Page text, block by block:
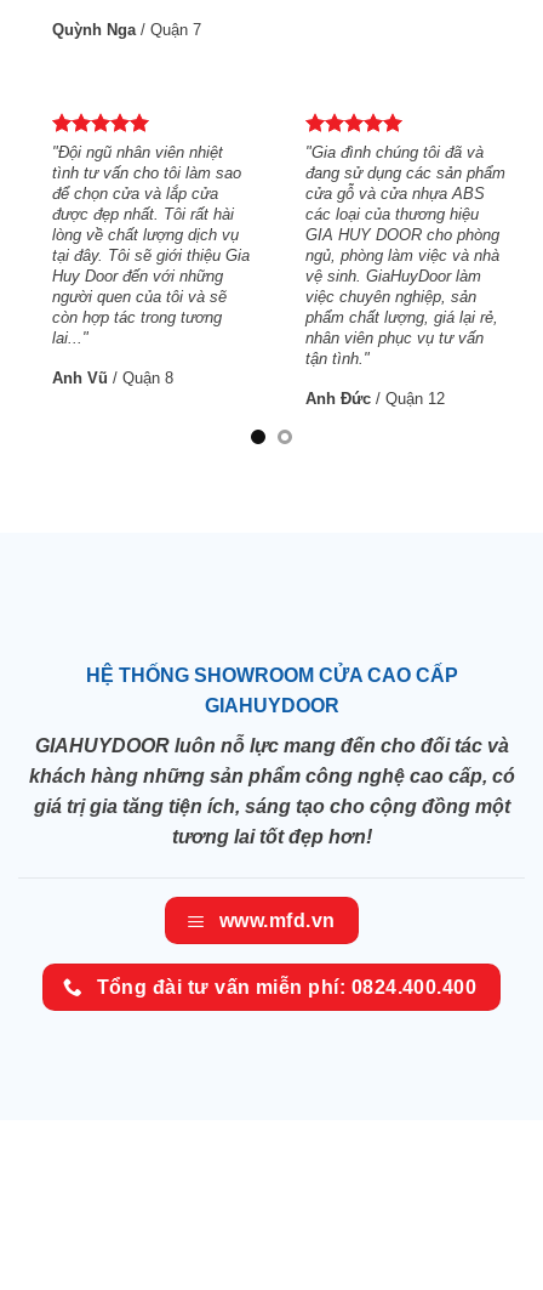
Quỳnh Nga / Quận 7
"Đội ngũ nhân viên nhiệt
tình tư vấn cho tôi làm sao
để chọn cửa và lắp cửa
được đẹp nhất. Tôi rất hài
lòng về chất lượng dịch vụ
tại đây. Tôi sẽ giới thiệu Gia
Huy Door đến với những
người quen của tôi và sẽ
còn hợp tác trong tương
lai..."
Anh Vũ / Quận 8
"Gia đình chúng tôi đã và
đang sử dụng các sản phẩm
cửa gỗ và cửa nhựa ABS
các loại của thương hiệu
GIA HUY DOOR cho phòng
ngủ, phòng làm việc và nhà
vệ sinh. GiaHuyDoor làm
việc chuyên nghiệp, sản
phẩm chất lượng, giá lại rẻ,
nhân viên phục vụ tư vấn
tận tình."
Anh Đức / Quận 12
HỆ THỐNG SHOWROOM CỬA CAO CẤP
GIAHUYDOOR
GIAHUYDOOR luôn nỗ lực mang đến cho đối tác và
khách hàng những sản phẩm công nghệ cao cấp, có
giá trị gia tăng tiện ích, sáng tạo cho cộng đồng một
tương lai tốt đẹp hơn!
www.mfd.vn
Tổng đài tư vấn miễn phí: 0824.400.400